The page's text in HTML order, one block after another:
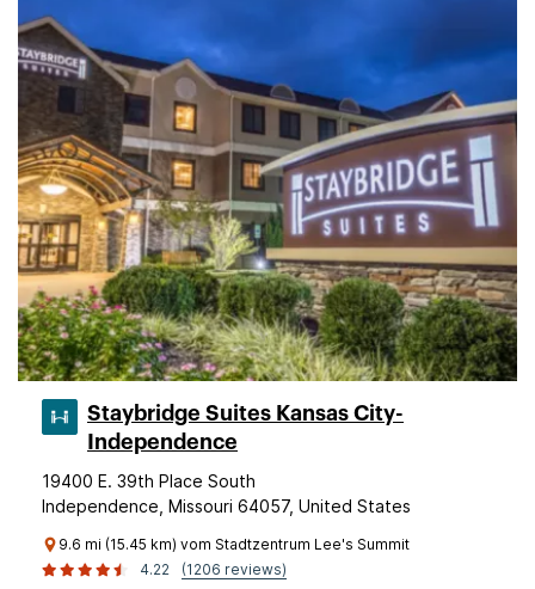
Staybridge Suites Kansas City-
Independence
19400 E. 39th Place South
Independence, Missouri 64057, United States
9.6 mi (15.45 km) vom Stadtzentrum Lee's Summit
4.22
(1206 reviews)